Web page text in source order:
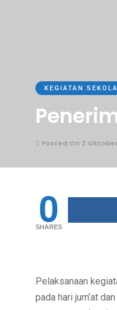
KEGIATAN
Posted On 2
0
SHARES
Pelaksanaan
pada hari jum’at